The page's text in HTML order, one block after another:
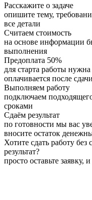
Расскажите о задаче
опишите тему,
все детали
Считаем стоимость
на основе информации
выполнения
Предоплата 50%
для старта работы
оплачивается после сдачи
Выполняем работу
подключаем
сроками
Сдаём результат
по готовности мы вас
вносите остаток
Хотите сдать работу
результат?
просто оставьте заявку,